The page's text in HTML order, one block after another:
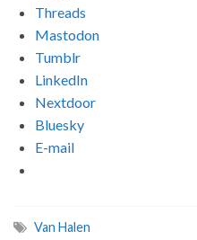
Threads
Mastodon
Tumblr
LinkedIn
Nextdoor
Bluesky
E-mail
Van Halen